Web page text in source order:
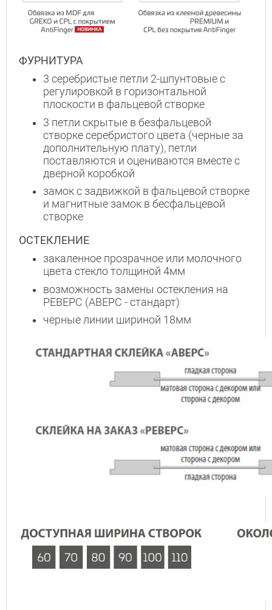
ФУРНИТУРА
3 серебристые петли 2-шпунтовые с
регулировкой в горизонтальной
плоскости в фальцевой створке
3 петли скрытые в безфальцевой
створке серебристого цвета (черные за
дополнительную плату), петли
поставляются и оцениваются вместе с
дверной коробкой
замок с задвижкой в фальцевой створке
и магнитные замок в бесфальцевой
створке
ОСТЕКЛЕНИЕ
закаленное прозрачное или молочного
цвета стекло толщиной 4мм
возможность замены остекления на
РЕВЕРС (АВЕРС - стандарт)
черные линии шириной 18мм